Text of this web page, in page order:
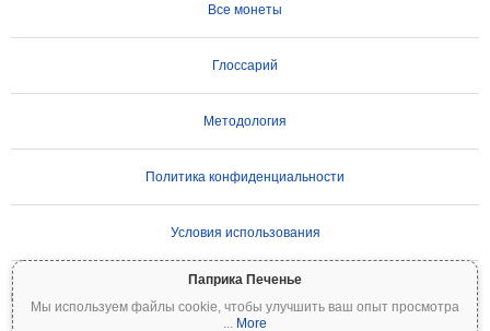
Паприка Печенье
Мы используем файлы cookie, чтобы улучшить ваш опыт просмотра
... More
Все монеты
Глоссарий
Методология
Политика конфиденциальности
Условия использования
ВАЖНОЕ ПРЕДУПРЕЖДЕНИЕ:
волатильностью и сопряжены со значительными рисками. Вы можете потерять